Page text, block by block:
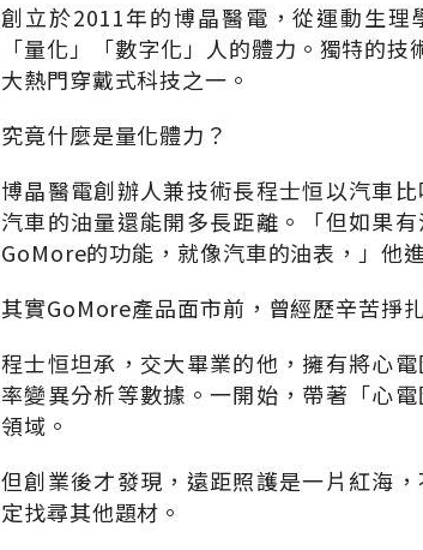
創立於2011年的博晶醫電，從運動生
「量化」「數字化」人的體力。獨特的
大熱門穿戴式科技之一。
究竟什麼是量化體力？
博晶醫電創辦人兼技術長程士恒以汽車
汽車的油量還能開多長距離。「但如果
GoMore的功能，就像汽車的油表，」他
其實GoMore產品面市前，曾經歷辛苦掙
程士恒坦承，交大畢業的他，擁有將心
率變異分析等數據。一開始，帶著「心
領域。
但創業後才發現，遠距照護是一片紅海
定找尋其他題材。